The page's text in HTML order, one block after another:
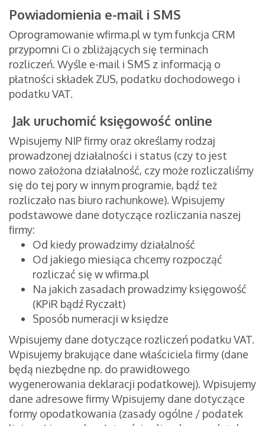
Powiadomienia e-mail i SMS
Oprogramowanie wfirma.pl w tym funkcja CRM
przypomni Ci o zbliżających się terminach
rozliczeń. Wyśle e-mail i SMS z informacją o
płatności składek ZUS, podatku dochodowego i
podatku VAT.
Jak uruchomić księgowość online
Wpisujemy NIP firmy oraz określamy rodzaj
prowadzonej działalności i status (czy to jest
nowo założona działalność, czy może rozliczaliśmy
się do tej pory w innym programie, bądź też
rozliczało nas biuro rachunkowe). Wpisujemy
podstawowe dane dotyczące rozliczania naszej
firmy:
Od kiedy prowadzimy działalność
Od jakiego miesiąca chcemy rozpocząć
rozliczać się w wfirma.pl
Na jakich zasadach prowadzimy księgowość
(KPiR bądź Ryczałt)
Sposób numeracji w księdze
Wpisujemy dane dotyczące rozliczeń podatku VAT.
Wpisujemy brakujące dane właściciela firmy (dane
będą niezbędne np. do prawidłowego
wygenerowania deklaracji podatkowej). Wpisujemy
dane adresowe firmyWpisujemy dane dotyczące
formy opodatkowania (zasady ogólne / podatek